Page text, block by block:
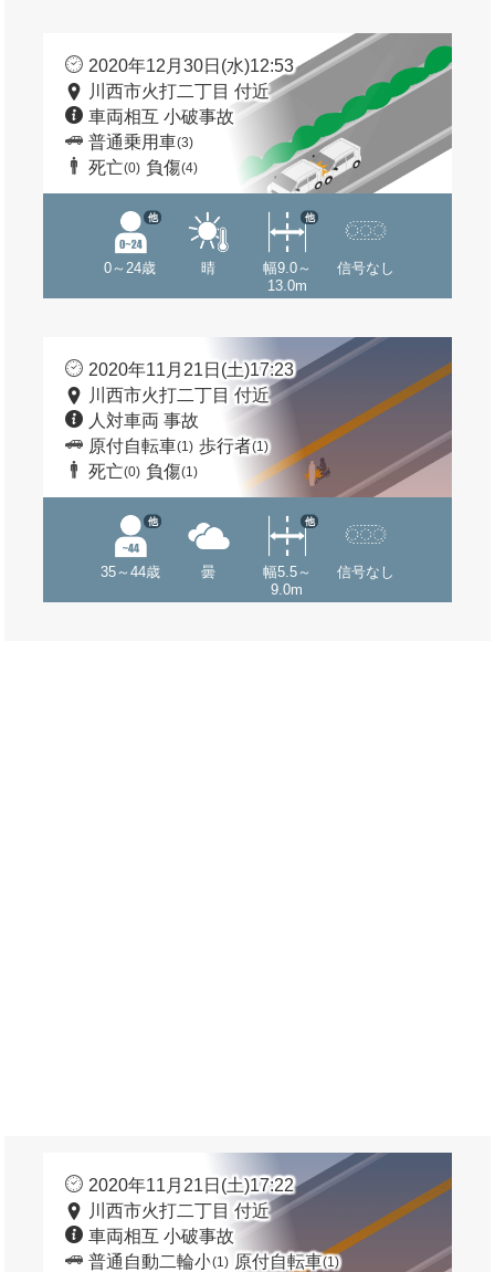
2020年12月30日(水)12:53
川西市火打二丁目 付近
車両相互 小破事故
普通乗用車(3)
死亡(0) 負傷(4)
0～24歳
他
晴
幅9.0～
13.0m
他
信号なし
2020年11月21日(土)17:23
川西市火打二丁目 付近
人対車両 事故
原付自転車(1) 歩行者(1)
死亡(0) 負傷(1)
35～44歳
他
曇
幅5.5～
9.0m
他
信号なし
2020年11月21日(土)17:22
川西市火打二丁目 付近
車両相互 小破事故
普通自動二輪小(1) 原付自転車(1)